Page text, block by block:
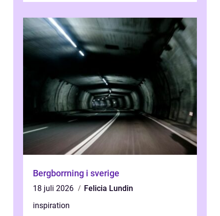
Bergborrning i sverige
18 juli 2026
Felicia Lundin
inspiration